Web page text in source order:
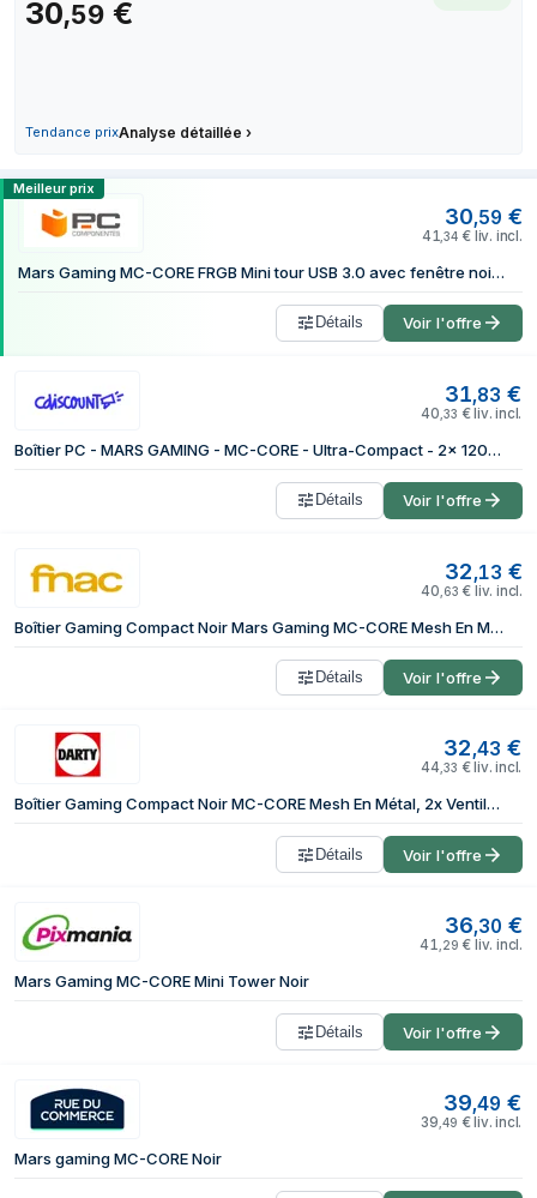
30,59 €
Tendance prixAnalyse détaillée ›
8 juillet 2026
24 juillet 2026
31 juillet 2026
6 août 2026
30,59 €
Comparer les prix de Mars Gaming MC-
Meilleur prix
30,59 €
41 ,34 € liv. incl.
Mars Gaming MC-CORE FRGB Mini tour USB 3.0 avec fenêtre noire
Détails Voir l'offre
31,83 €
40 33 € liv. incl.
Boîtier PC - MARS GAMING - MC-CORE - Ultra-Compact - 2x 120mm Ventilateurs RGB - Design Metal-Mesh
Détails Voir l'offre
32,13 €
40 63 € liv. incl.
Boîtier Gaming Compact Noir Mars Gaming MC-CORE Mesh En Métal, 2x Ventilateurs FRGB
Détails Voir l'offre
32,43 €
44, 33 € liv. incl.
Boîtier Gaming Compact Noir MC-CORE Mesh En Métal, 2x Ventilateurs FRGB
Détails Voir l'offre
36,30 €
41 29 € liv. incl.
Mars Gaming MC-CORE Mini Tower Noir
Détails Voir l'offre
39,49 €
39 49 € liv. incl.
Mars gaming MC-CORE Noir